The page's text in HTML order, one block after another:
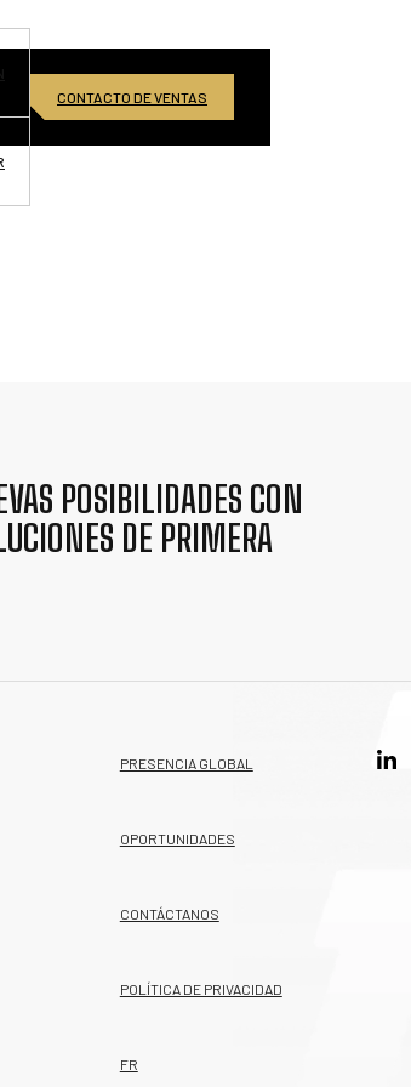
CONTACTO DE VENTAS
POSIBILIDADES CON
DE PRIMERA
PRESENCIA GLOBAL
OPORTUNIDADES
CONTÁCTANOS
POLÍTICA DE PRIVACIDAD
FR